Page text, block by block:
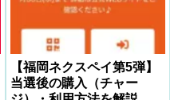
【福岡ネクスペイ第5弾】
当選後の購入（チャー